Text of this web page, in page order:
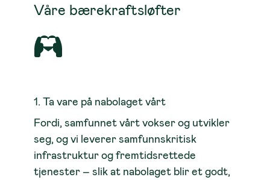
Våre bærekraftsløfter
1. Ta vare på nabolaget vårt
Fordi, samfunnet vårt vokser og utvikler
seg, og vi leverer samfunnskritisk
infrastruktur og fremtidsrettede
tjenester – slik at nabolaget blir et godt,